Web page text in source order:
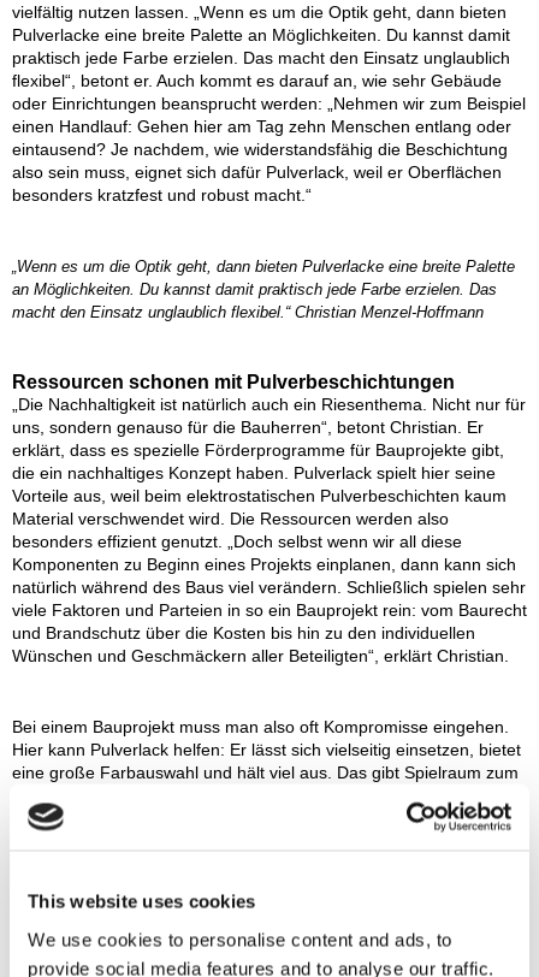
This website uses cookies
We use cookies to personalise content and ads, to
provide social media features and to analyse our traffic.
vielfältig nutzen lassen. „Wenn es um die Optik geht, dann bieten
Pulverlacke eine breite Palette an Möglichkeiten. Du kannst damit
praktisch jede Farbe erzielen. Das macht den Einsatz unglaublich
flexibel“, betont er. Auch kommt es darauf an, wie sehr Gebäude
oder Einrichtungen beansprucht werden: „Nehmen wir zum Beispiel
einen Handlauf: Gehen hier am Tag zehn Menschen entlang oder
eintausend? Je nachdem, wie widerstandsfähig die Beschichtung
also sein muss, eignet sich dafür Pulverlack, weil er Oberflächen
besonders kratzfest und robust macht.“
„Wenn es um die Optik geht, dann bieten Pulverlacke eine breite Palette
an Möglichkeiten. Du kannst damit praktisch jede Farbe erzielen. Das
macht den Einsatz unglaublich flexibel.“ Christian Menzel-Hoffmann
Ressourcen schonen mit Pulverbeschichtungen
„Die Nachhaltigkeit ist natürlich auch ein Riesenthema. Nicht nur für
uns, sondern genauso für die Bauherren“, betont Christian. Er
erklärt, dass es spezielle Förderprogramme für Bauprojekte gibt,
die ein nachhaltiges Konzept haben. Pulverlack spielt hier seine
Vorteile aus, weil beim elektrostatischen Pulverbeschichten kaum
Material verschwendet wird. Die Ressourcen werden also
besonders effizient genutzt. „Doch selbst wenn wir all diese
Komponenten zu Beginn eines Projekts einplanen, dann kann sich
natürlich während des Baus viel verändern. Schließlich spielen sehr
viele Faktoren und Parteien in so ein Bauprojekt rein: vom Baurecht
und Brandschutz über die Kosten bis hin zu den individuellen
Wünschen und Geschmäckern aller Beteiligten“, erklärt Christian.
Bei einem Bauprojekt muss man also oft Kompromisse eingehen.
Hier kann Pulverlack helfen: Er lässt sich vielseitig einsetzen, bietet
eine große Farbauswahl und hält viel aus. Das gibt Spielraum zum
Pulverlack können Architektinnen und Architekten Lösungen finden,
Pulverbeschichten – wie funktioniert das eigentlich? Wir zeigen es